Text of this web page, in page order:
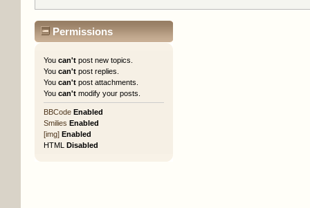
Permissions
You can'tpost new topics.
You can'tpost replies.
You can'tpost attachments.
You can'tmodify your posts.
BBCode Enabled
Smilies Enabled
[img] Enabled
HTML Disabled